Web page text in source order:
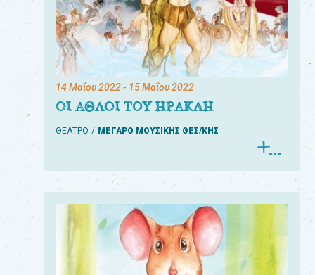
14 Μαΐου 2022- 15 Μαΐου 2022
ΟΙ ΑΘΛΟΙ ΤΟΥ ΗΡΑΚΛΗ
ΘΕΑΤΡΟ ΜΕΓΑΡΟ ΜΟΥΣΙΚΗΣ ΘΕΣ/ΚΗΣ